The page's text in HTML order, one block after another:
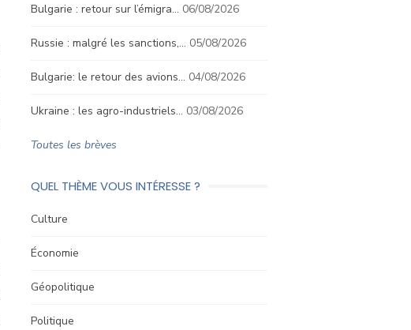
Bulgarie : retour sur l’émigra… 06/08/2026
Russie : malgré les sanctions,… 05/08/2026
Bulgarie: le retour des avions… 04/08/2026
Ukraine : les agro-industriels… 03/08/2026
Toutes les brèves
QUEL THÈME VOUS INTÉRESSE ?
Culture
Économie
Géopolitique
Politique